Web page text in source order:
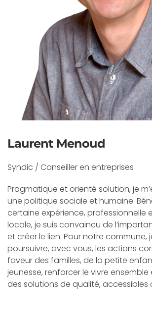
Laurent Menoud
Syndic / Conseiller en entreprises
Pragmatique et orienté solution, je
une politique sociale et humaine.
certaine expérience, professionnelle
locale, je suis convaincu de
et créer le lien. Pour notre commune,
poursuivre, avec vous, les actions
faveur des familles, de la petite
jeunesse, renforcer le vivre
des solutions de qualité, accessibles